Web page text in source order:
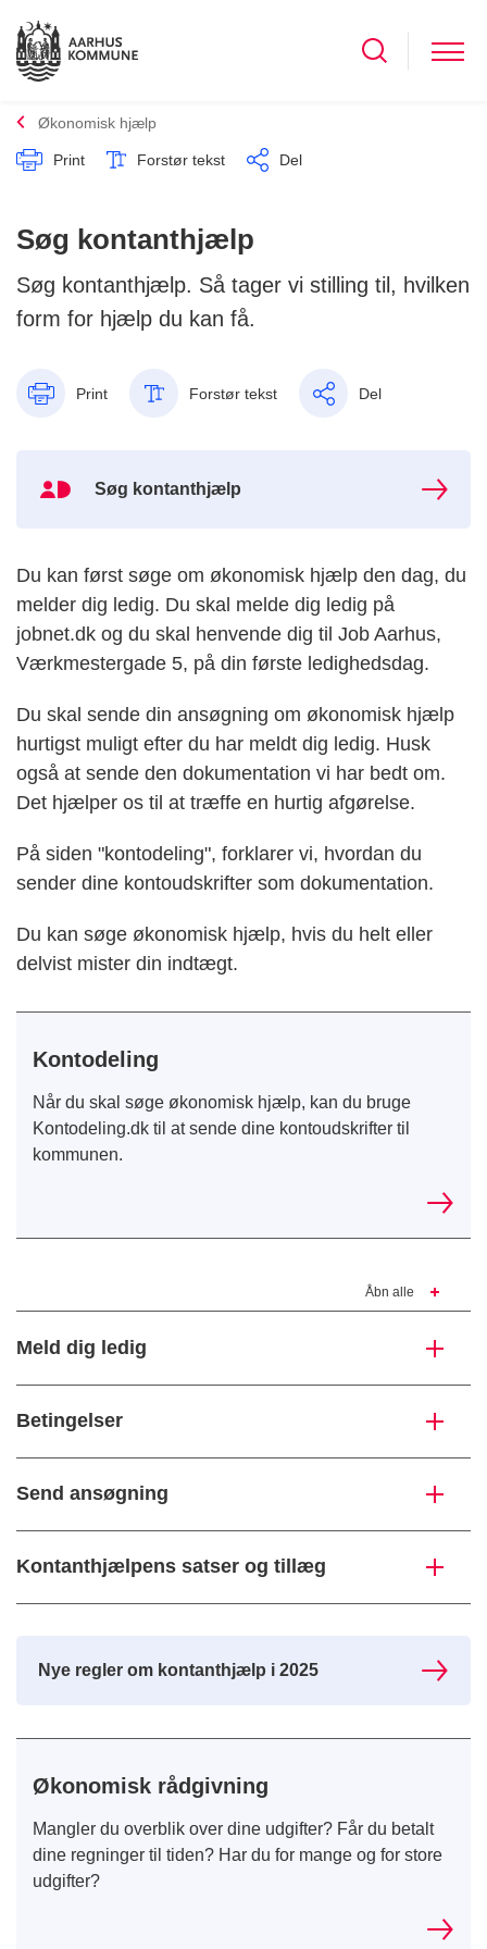
Økonomisk hjælp
Print Forstør tekst Del
Søg kontanthjælp
Søg kontanthjælp. Så tager vi stilling til, hvilken
form for hjælp du kan få.
Print Forstør tekst Del
MitIdSøg kontanthjælp
Du kan først søge om økonomisk hjælp den dag, du
melder dig ledig. Du skal melde dig ledig på
jobnet.dk og du skal henvende dig til Job Aarhus,
Værkmestergade 5, på din første ledighedsdag.
Du skal sende din ansøgning om økonomisk hjælp
hurtigst muligt efter du har meldt dig ledig. Husk
også at sende den dokumentation vi har bedt om.
Det hjælper os til at træffe en hurtig afgørelse.
På siden "kontodeling", forklarer vi, hvordan du
sender dine kontoudskrifter som dokumentation.
Du kan søge økonomisk hjælp, hvis du helt eller
delvist mister din indtægt.
Kontodeling
Når du skal søge økonomisk hjælp, kan du bruge
Kontodeling.dk til at sende dine kontoudskrifter til
kommunen.
Åbn alle
Meld dig ledig
Betingelser
Send ansøgning
Kontanthjælpens satser og tillæg
Nye regler om kontanthjælp i 2025
Økonomisk rådgivning
Mangler du overblik over dine udgifter? Får du betalt
dine regninger til tiden? Har du for mange og for store
udgifter?